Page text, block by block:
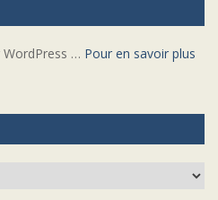
… Pour en savoir plus